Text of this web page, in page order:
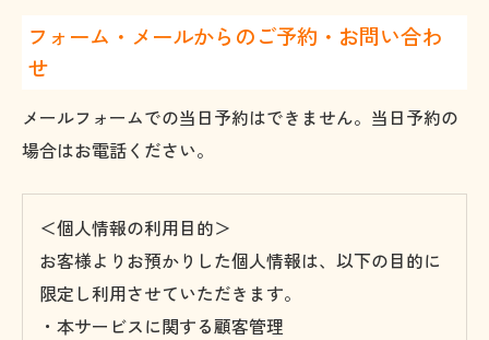
フォーム・メールからのご予約・お問い合わ
せ
メールフォームでの当日予約はできません。当日予約の
場合はお電話ください。
＜個人情報の利用目的＞
お客様よりお預かりした個人情報は、以下の目的に
限定し利用させていただきます。
・本サービスに関する顧客管理